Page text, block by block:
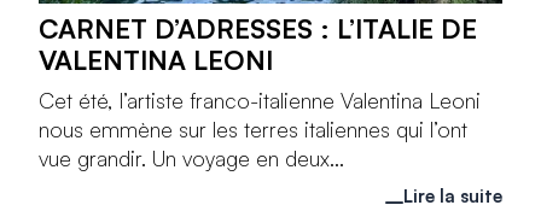
CARNET D’ADRESSES : L’ITALIE DE
VALENTINA LEONI
Cet été, l’artiste franco-italienne Valentina Leoni
nous emmène sur les terres italiennes qui l’ont
vue grandir. Un voyage en deux...
Lire la suite